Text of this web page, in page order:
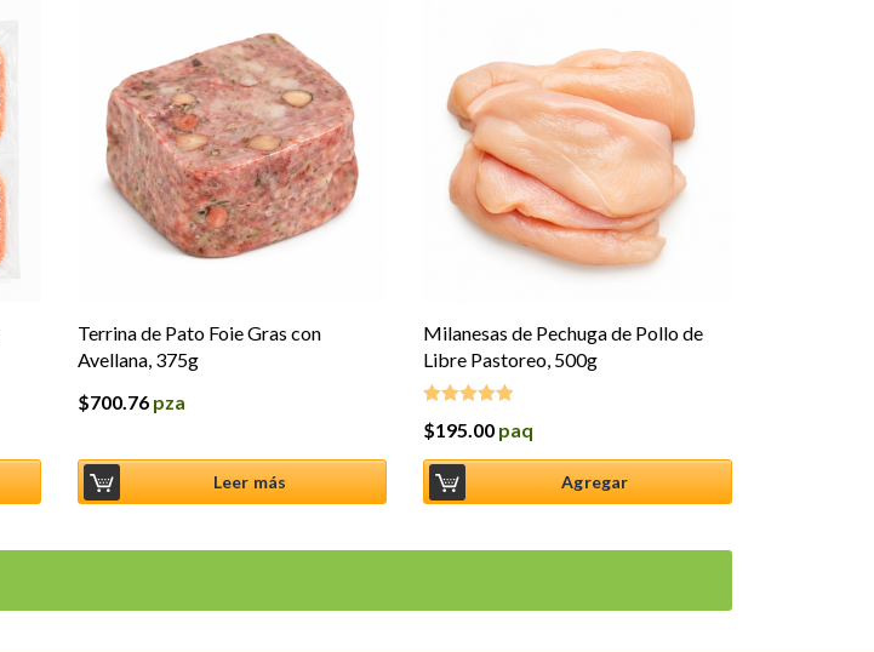
Terrina de Pato Foie Gras con
Avellana, 375g
$700.76 pza
Leer más
Milanesas de Pechuga de Pollo de
Libre Pastoreo, 500g
Valorado en
$195.00 paq
Agregar